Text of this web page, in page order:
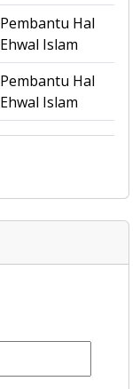
Pembantu Hal
Ehwal Islam
Pembantu Hal
Ehwal Islam